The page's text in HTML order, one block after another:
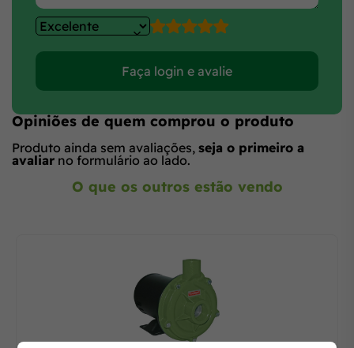
Faça login e avalie
Opiniões de quem comprou o produto
Produto ainda sem avaliações, seja o primeiro a
avaliar no formulário ao lado.
O que os outros estão vendo